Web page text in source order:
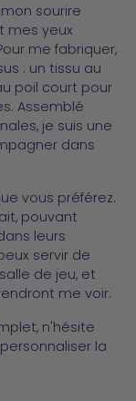
sourire
mes yeux
me fabriquer,
: un tissu au
poil court pour
Assemblé
je suis une
dans
vous préférez.
pouvant
leurs
servir de
de jeu, et
me voir.
n'hésite
la